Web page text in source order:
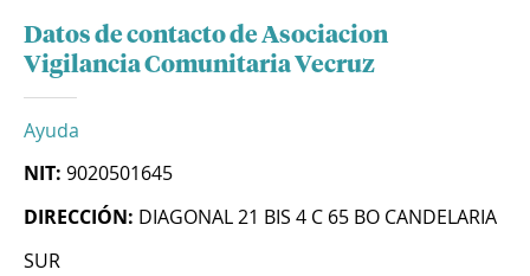
Datos de contacto de Asociacion
Vigilancia Comunitaria Vecruz
Ayuda
NIT: 9020501645
DIRECCIÓN: DIAGONAL 21 BIS 4 C 65 BO CANDELARIA
SUR